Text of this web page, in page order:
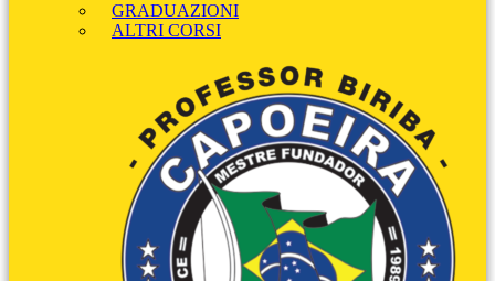
GRADUAZIONI
ALTRI CORSI